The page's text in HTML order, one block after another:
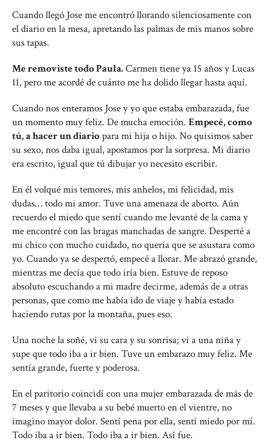
Cuando llegó Jose me encontró llorando silenciosamente con
el diario en la mesa, apretando las palmas de mis manos sobre
sus tapas.
Me removiste todo Paula.Carmen tiene ya 15 años y Lucas
11, pero me acordé de cuánto me ha dolido llegar hasta aquí.
Cuando nos enteramos Jose y yo que estaba embarazada, fue
un momento muy feliz. De mucha emoción. Empecé, como
tú, a hacer un diariopara mi hija o hijo. No quisimos saber
su sexo, nos daba igual, apostamos por la sorpresa. Mi diario
era escrito, igual que tú dibujar yo necesito escribir.
En él volqué mis temores, mis anhelos, mi felicidad, mis
dudas… todo mi amor. Tuve una amenaza de aborto. Aún
recuerdo el miedo que sentí cuando me levanté de la cama y
me encontré con las bragas manchadas de sangre. Desperté a
mi chico con mucho cuidado, no quería que se asustara como
yo. Cuando ya se despertó, empecé a llorar. Me abrazó grande,
mientras me decía que todo iría bien. Estuve de reposo
absoluto escuchando a mi madre decirme, además de a otras
personas, que como me había ido de viaje y había estado
haciendo rutas por la montaña, pues eso.
Una noche la soñé, vi su cara y su sonrisa; vi a una niña y
supe que todo iba a ir bien. Tuve un embarazo muy feliz. Me
sentía grande, fuerte y poderosa.
En el paritorio coincidí con una mujer embarazada de más de
7 meses y que llevaba a su bebé muerto en el vientre, no
imagino mayor dolor. Sentí pena por ella, sentí miedo por mí.
Todo iba a ir bien. Todo iba a ir bien. Así fue.